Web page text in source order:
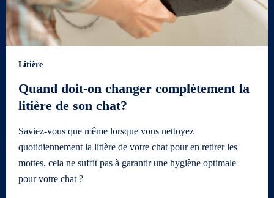
Litière
Quand doit-on changer complètement la
litière de son chat?
Saviez-vous que même lorsque vous nettoyez
quotidiennement la litière de votre chat pour en retirer les
mottes, cela ne suffit pas à garantir une hygiène optimale
pour votre chat ?